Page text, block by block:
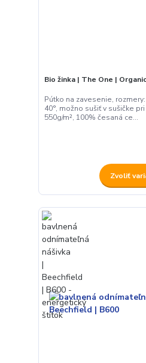
Bio žinka | The One |
Pútko na zavesenie,
40°, možno sušiť v sušičke
550g/m², 100% česaná ce...
Zvoliť